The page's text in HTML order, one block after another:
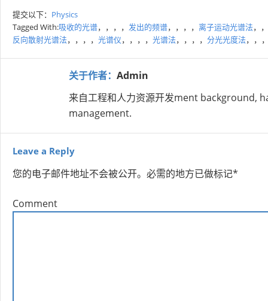
提交以下： Physics
Tagged With:吸收的光谱，，，， 发出的频谱，，，， 离子运动光谱法，
反向散射光谱法，，，， 光谱仪，，，， 光谱法，，，， 分光光度法，，
关于作者： Admin
来自工程和人力资源开发ment background,
management.
Leave a Reply
您的电子邮件地址不会被公开。 必需的地方已做标记*
Comment